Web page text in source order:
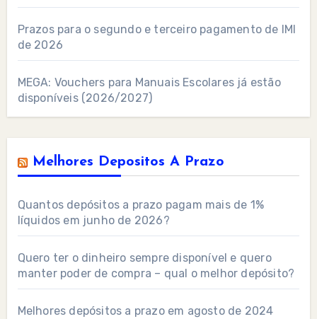
Prazos para o segundo e terceiro pagamento de IMI
de 2026
MEGA: Vouchers para Manuais Escolares já estão
disponíveis (2026/2027)
Melhores Depositos A Prazo
Quantos depósitos a prazo pagam mais de 1%
líquidos em junho de 2026?
Quero ter o dinheiro sempre disponível e quero
manter poder de compra – qual o melhor depósito?
Melhores depósitos a prazo em agosto de 2024